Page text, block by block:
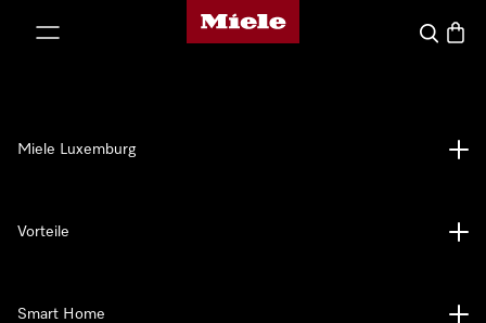
Miele-Homepage
Suche
Miele Luxemburg
Vorteile
Smart Home